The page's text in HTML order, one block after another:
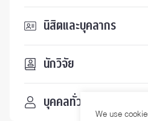
นิสิตและบุคลากร
นักวิจัย
บุคคลทั่วไป
We use